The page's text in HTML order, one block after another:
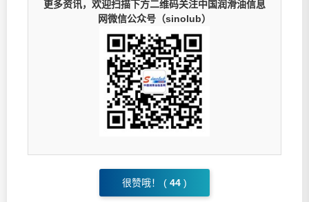
更多资讯，欢迎扫描下方二维码关注中国润滑油信息
网微信公众号（sinolub）
很赞哦！ ( 44 )